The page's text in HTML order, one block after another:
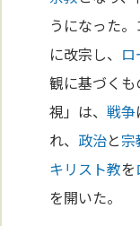
うになった
に改宗し、
観に基づく
視」は、戦争
れ、 政治と宗
キリスト教を
を開いた。